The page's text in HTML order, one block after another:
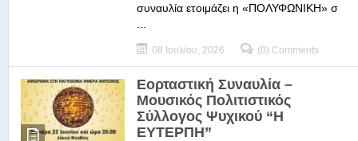
συναυλία ετοιμάζει η «ΠΟΛΥΦΩΝΙΚΗ» σ
08 Ιουλίου, 2026 (0) Comments
Εορταστική Συναυλία –
Μουσικός Πολιτιστικός
Σύλλογος Ψυχικού “Η
ΕΥΤΕΡΠΗ”